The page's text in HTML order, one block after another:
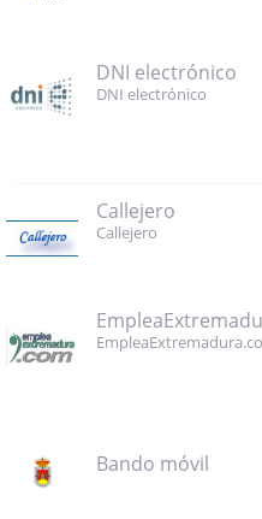
DNI electrónico
DNI electrónico
Callejero
Callejero
Bando móvil